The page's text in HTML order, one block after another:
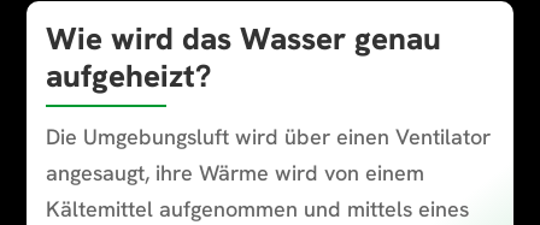
Wie wird das Wasser genau
aufgeheizt?
Die Umgebungsluft wird über einen Ventilator
angesaugt, ihre Wärme wird von einem
Kältemittel aufgenommen und mittels eines